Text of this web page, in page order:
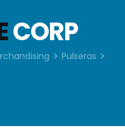
CORP
> Pulseras >